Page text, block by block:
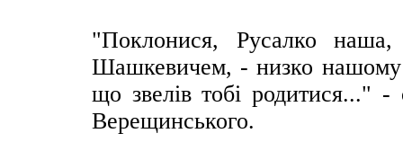
"Поклонися, Русалко
Шашкевичем, - низко нашому
що звелів тобі родитися..." -
Верещинського.